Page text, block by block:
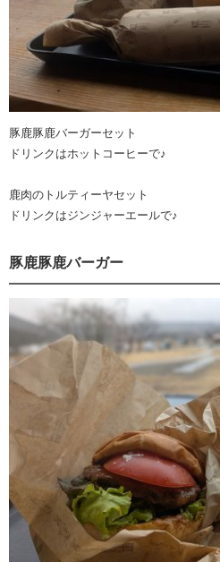
豚鹿豚鹿バーガーセット
ドリンクはホットコーヒーで♪
鹿肉のトルティーヤセット
ドリンクはジンジャーエールで♪
豚鹿豚鹿バーガー